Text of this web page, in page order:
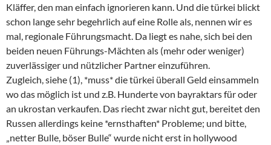
Kläffer, den man einfach ignorieren kann. Und die türkei blickt
schon lange sehr begehrlich auf eine Rolle als, nennen wir es
mal, regionale Führungsmacht. Da liegt es nahe, sich bei den
beiden neuen Führungs-Mächten als (mehr oder weniger)
zuverlässiger und nützlicher Partner einzuführen.
Zugleich, siehe (1), *muss* die türkei überall Geld einsammeln
wo das möglich ist und z.B. Hunderte von bayraktars für oder
an ukrostan verkaufen. Das riecht zwar nicht gut, bereitet den
Russen allerdings keine *ernsthaften* Probleme; und bitte,
„netter Bulle, böser Bulle“ wurde nicht erst in hollywood